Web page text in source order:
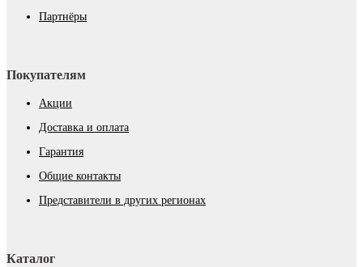
Партнёры
Покупателям
Акции
Доставка и оплата
Гарантия
Общие контакты
Представители в других регионах
Каталог